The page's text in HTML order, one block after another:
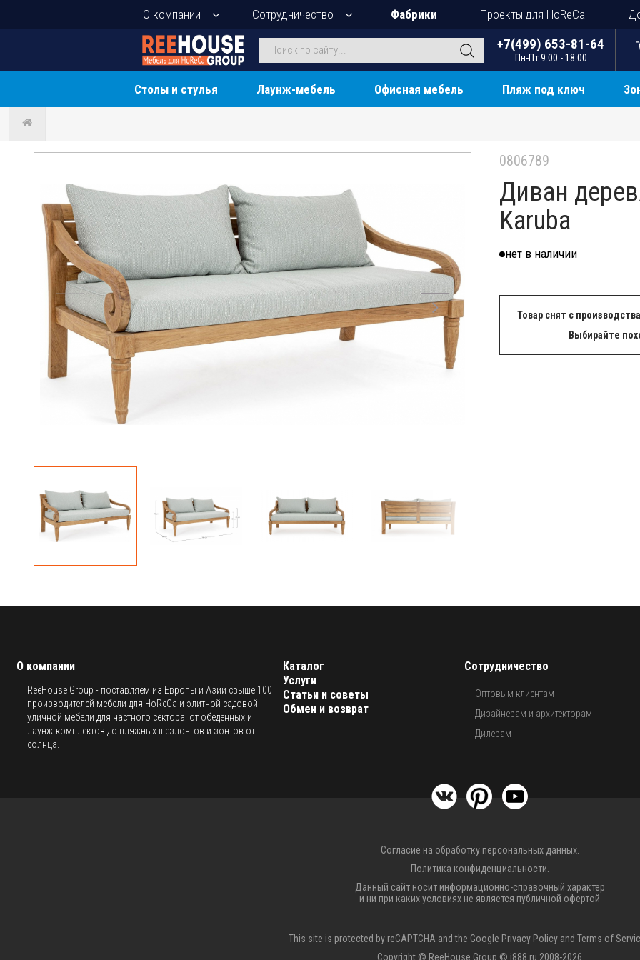
О компании Сотрудничество Фабрики Проекты для HoReCa
+7(499) 653-81-64
Пн-Пт 9:00 - 18:00
Столы и стулья Лаунж-мебель Офисная мебель Пляж под ключ
0806789
Диван
Karuba
нет в наличии
Товар снят с
Выбирайте
О компании
ReeHouse Group - поставляем из Европы и Азии свыше 100
производителей мебели для HoReCa и элитной садовой
уличной мебели для частного сектора: от обеденных и
лаунж-комплектов до пляжных шезлонгов и зонтов от
солнца.
Каталог
Услуги
Статьи и советы
Обмен и возврат
Сотрудничество
Оптовым клиентам
Дизайнерам и архитекторам
Дилерам
Согласие на обработку персональных данных.
Политика конфиденциальности.
Данный сайт носит информационно-справочный характер
и ни при каких условиях не является публичной офертой
This site is protected by reCAPTCHA and the Google Privacy Policy andTerms of
Copyright © ReeHouse Group © i888.ru 2008-2026